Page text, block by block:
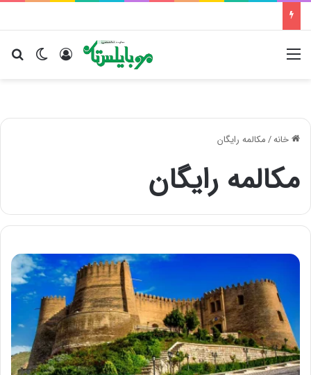
تغییر ورود
خانه/مکالمه رایگان
مکالمه رایگان